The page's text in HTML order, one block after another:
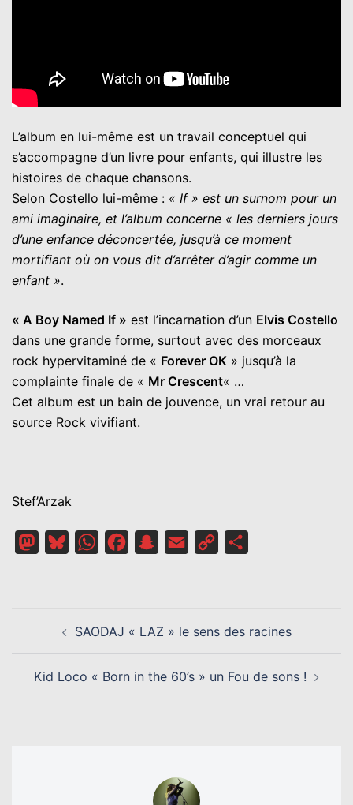
L’album en lui-même est un travail conceptuel qui
s’accompagne d’un livre pour enfants, qui illustre les
histoires de chaque chansons.
Selon Costello lui-même : « If » est un surnom pour un
ami imaginaire, et l’album concerne « les derniers jours
d’une enfance déconcertée, jusqu’à ce moment
mortifiant où on vous dit d’arrêter d’agir comme un
enfant ».
« A Boy Named If » est l’incarnation d’un Elvis Costello
dans une grande forme, surtout avec des morceaux
rock hypervitaminé de « Forever OK » jusqu’à la
complainte finale de « Mr Crescent« …
Cet album est un bain de jouvence, un vrai retour au
source Rock vivifiant.
Stef’Arzak
MastodonBlueskyWhatsAppFacebookSnapchat
Email
Copy
D’ARTICLESAODAJ « LAZ » le sens des racines
Kid Loco « Born in the 60’s » un Fou de sons !